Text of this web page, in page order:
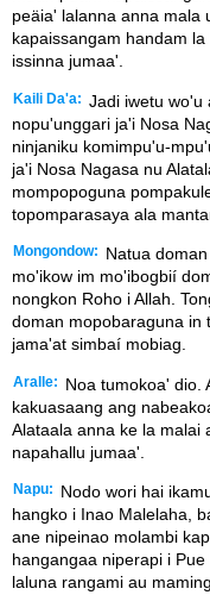
peäia' lalanna anna mala
kapaissangam handam
issinna jumaa'.
Kaili Da'a: Jadi iwetu wo'u
nopu'unggari ja'i Nosa
ninjaniku komimpu'u-
ja'i Nosa Nagasa nu
mompopoguna
topomparasaya ala
Mongondow:
Natua
mo'ikow im mo'ibogbií
nongkon Roho i Allah.
doman mopobaraguna in
jama'at simbaí mobiag.
Aralle:
Noa tumokoa' dio.
kakuasaang ang
Alataala anna ke la malai
napahallu jumaa'.
Napu:
Nodo wori hai
hangko i Inao Malelaha,
ane nipeinao molambi
hangangaa niperapi i
laluna rangami au